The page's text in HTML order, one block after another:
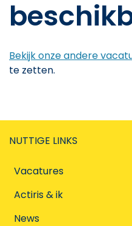
Bekijk onze andere
te zetten.
NUTTIGE LINKS
Vacatures
Actiris & ik
News